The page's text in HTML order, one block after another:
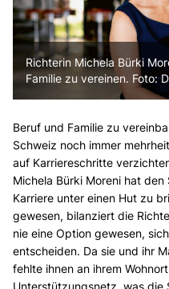
Richterin Michela Bürki
Familie zu vereinen. Foto:
Beruf und Familie zu
Schweiz noch immer
auf Karriereschritte
Michela Bürki Moreni hat
Karriere unter einen Hut zu
gewesen, bilanziert die
nie eine Option gewesen,
entscheiden. Da sie und ihr
fehlte ihnen an ihrem
Unterstützungsnetz, was die